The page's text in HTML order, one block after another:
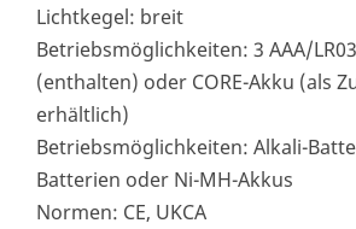
Lichtkegel: breit
Betriebsmöglichkeiten: 3 AAA/
(enthalten) oder CORE-Akku (als
erhältlich)
Betriebsmöglichkeiten: Alkali-
Batterien oder Ni-MH-Akkus
Normen: CE, UKCA